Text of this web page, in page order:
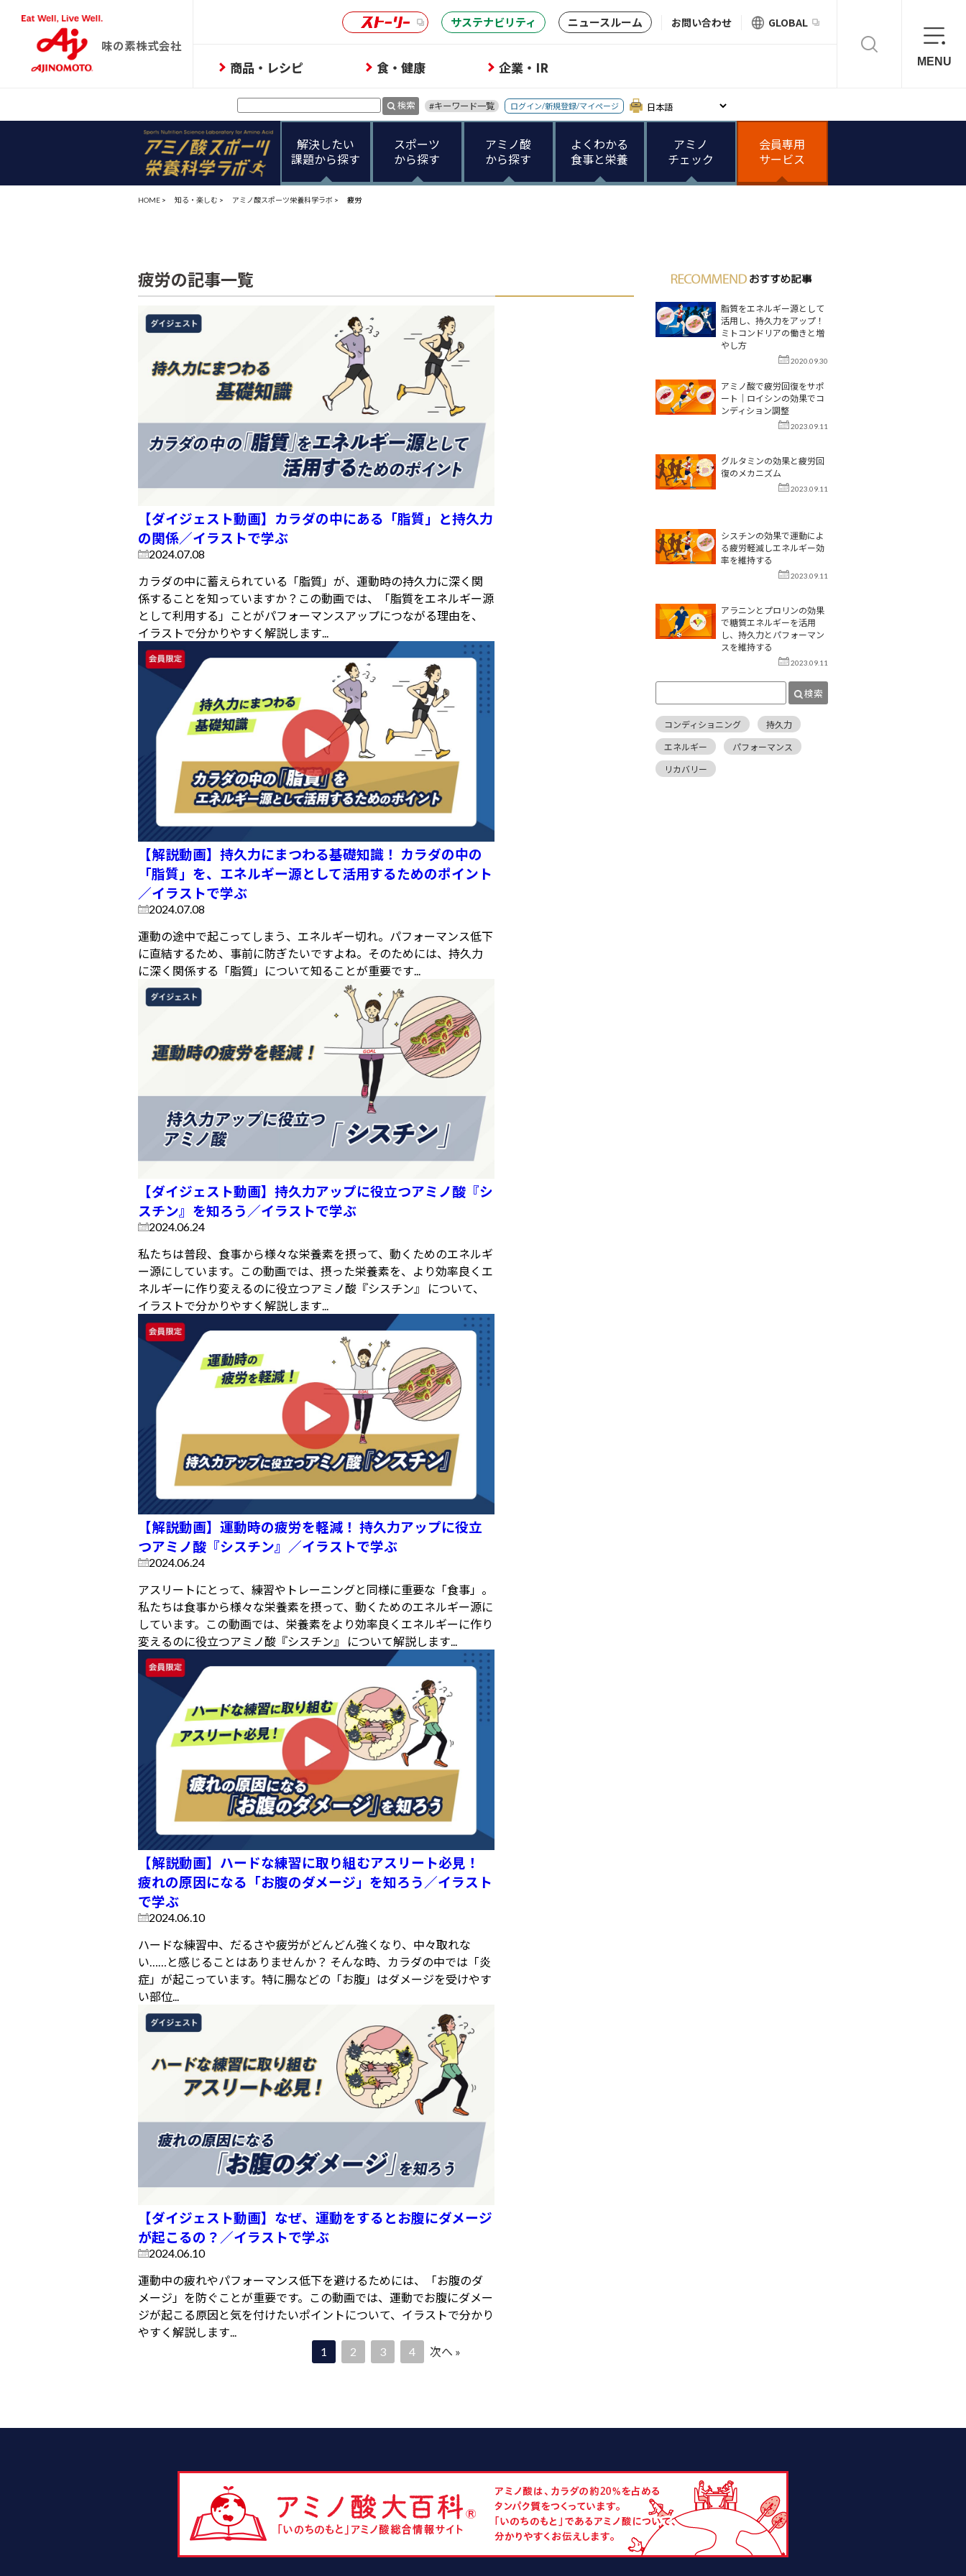
味の素株式会社
サステナビリティ ニュースルーム お問い合わせ GLOBAL
商品・レシピ 食・健康 企業・IR MENU
検索 #キーワード一覧 ログイン/新規登録/マイページ
解決したい
課題から探す
スポーツ
から探す
アミノ酸
から探す
よくわかる
食事と栄養
アミノ
チェック
会員専用
サービス
HOME > 知る・楽しむ > アミノ酸スポーツ栄養科学ラボ > 疲労
疲労の記事一覧
【ダイジェスト動画】カラダの中にある「脂質」と持久力
の関係／イラストで学ぶ
2024.07.08
カラダの中に蓄えられている「脂質」が、運動時の持久力に深く関
係することを知っていますか？この動画では、「脂質をエネルギー源
として利用する」ことがパフォーマンスアップにつながる理由を、
イラストで分かりやすく解説します...
【解説動画】持久力にまつわる基礎知識！ カラダの中の
「脂質」を、エネルギー源として活用するためのポイント
／イラストで学ぶ
2024.07.08
運動の途中で起こってしまう、エネルギー切れ。パフォーマンス低下
に直結するため、事前に防ぎたいですよね。そのためには、持久力
に深く関係する「脂質」について知ることが重要です...
【ダイジェスト動画】持久力アップに役立つアミノ酸『シ
スチン』を知ろう／イラストで学ぶ
2024.06.24
私たちは普段、食事から様々な栄養素を摂って、動くためのエネルギ
ー源にしています。この動画では、摂った栄養素を、より効率良くエ
ネルギーに作り変えるのに役立つアミノ酸『シスチン』 について、
イラストで分かりやすく解説します...
【解説動画】運動時の疲労を軽減！ 持久力アップに役立
つアミノ酸『シスチン』／イラストで学ぶ
2024.06.24
アスリートにとって、練習やトレーニングと同様に重要な「食事」。
私たちは食事から様々な栄養素を摂って、動くためのエネルギー源に
しています。この動画では、栄養素をより効率良くエネルギーに作り
変えるのに役立つアミノ酸『シスチン』 について解説します...
【解説動画】ハードな練習に取り組むアスリート必見！
疲れの原因になる「お腹のダメージ」を知ろう／イラスト
で学ぶ
2024.06.10
ハードな練習中、だるさや疲労がどんどん強くなり、中々取れな
い……と感じることはありませんか？ そんな時、カラダの中では「炎
症」が起こっています。特に腸などの「お腹」はダメージを受けやす
い部位...
【ダイジェスト動画】なぜ、運動をするとお腹にダメージ
が起こるの？／イラストで学ぶ
2024.06.10
運動中の疲れやパフォーマンス低下を避けるためには、「お腹のダ
メージ」を防ぐことが重要です。この動画では、運動でお腹にダメー
ジが起こる原因と気を付けたいポイントについて、イラストで分かり
やすく解説します...
1
2 3 4 次へ »
脂質をエネルギー源として
活用し、持久力をアップ！
ミトコンドリアの働きと増
やし方
2020.09.30
アミノ酸で疲労回復をサポ
ート｜ロイシンの効果でコ
ンディション調整
2023.09.11
グルタミンの効果と疲労回
復のメカニズム
2023.09.11
シスチンの効果で運動によ
る疲労軽減しエネルギー効
率を維持する
2023.09.11
アラニンとプロリンの効果
で糖質エネルギーを活用
し、持久力とパフォーマン
スを維持する
2023.09.11
検索
コンディショニング 持久力
エネルギー パフォーマンス
リカバリー